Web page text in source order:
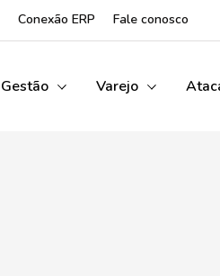
Conexão ERP Fale conosco
Gestão Varejo